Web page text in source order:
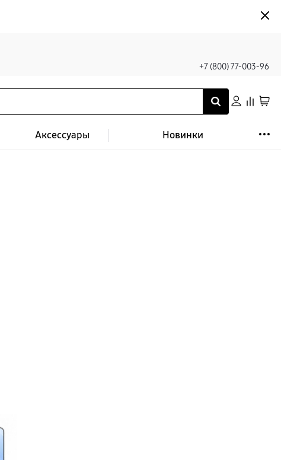
+7 (800) 77-003-96
Аксессуары Новинки